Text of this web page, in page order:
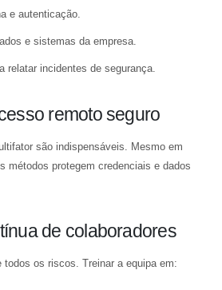
e autenticação.
e sistemas da empresa.
relatar incidentes de segurança.
remoto seguro
são indispensáveis. Mesmo em
métodos protegem credenciais e dados
de colaboradores
todos os riscos. Treinar a equipa em: